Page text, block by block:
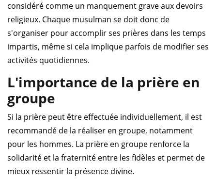
considéré comme un manquement grave aux devoirs
religieux. Chaque musulman se doit donc de
s'organiser pour accomplir ses prières dans les temps
impartis, même si cela implique parfois de modifier ses
activités quotidiennes.
L'importance de la prière en
groupe
Si la prière peut être effectuée individuellement, il est
recommandé de la réaliser en groupe, notamment
pour les hommes. La prière en groupe renforce la
solidarité et la fraternité entre les fidèles et permet de
mieux ressentir la présence divine.